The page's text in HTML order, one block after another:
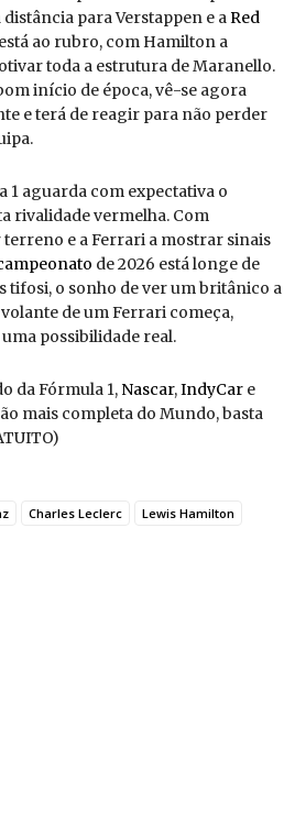
para Verstappen e aRed
ao rubro, com Hamilton a
toda a estrutura de Maranello.
início de época, vê-se agora
e terá de reagir para não perder
1 aguarda com expectativa o
rivalidade vermelha. Com
e a Ferrari a mostrar sinais
de 2026 está longe de
tifosi, o sonho de ver um britânico a
de um Ferrari começa,
possibilidade real.
da Fórmula 1, Nascar,IndyCar e
mais completa do Mundo, basta
Charles Leclerc Lewis Hamilton